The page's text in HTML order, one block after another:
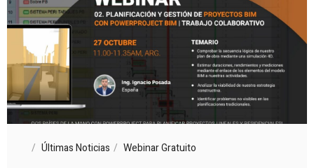
Últimas Noticias Webinar Gratuito